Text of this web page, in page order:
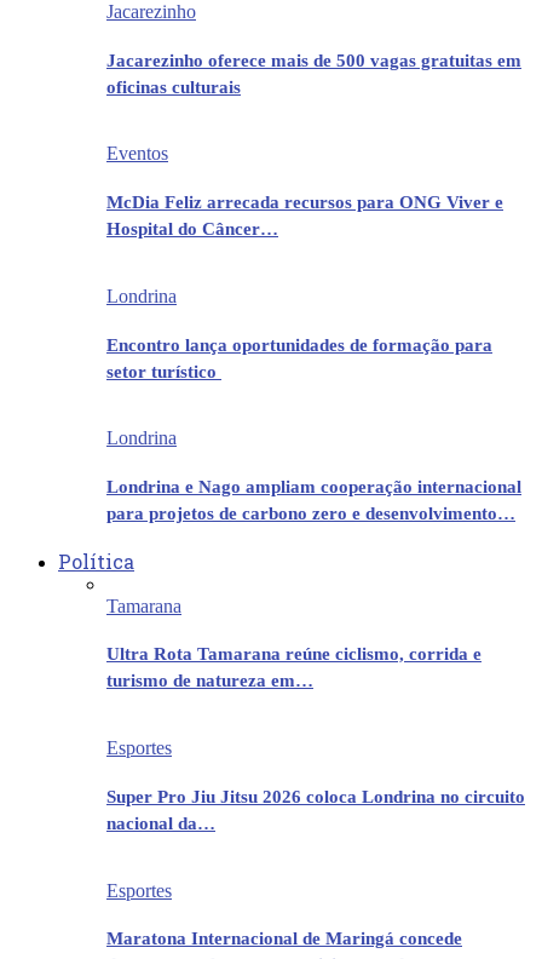
Jacarezinho
Jacarezinho oferece mais de 500 vagas gratuitas em
oficinas culturais
Eventos
McDia Feliz arrecada recursos para ONG Viver e
Hospital do Câncer…
Londrina
Encontro lança oportunidades de formação para
setor turístico
Londrina
Londrina e Nago ampliam cooperação internacional
para projetos de carbono zero e desenvolvimento…
Política
Tamarana
Ultra Rota Tamarana reúne ciclismo, corrida e
turismo de natureza em…
Esportes
Super Pro Jiu Jitsu 2026 coloca Londrina no circuito
nacional da…
Esportes
Maratona Internacional de Maringá concede